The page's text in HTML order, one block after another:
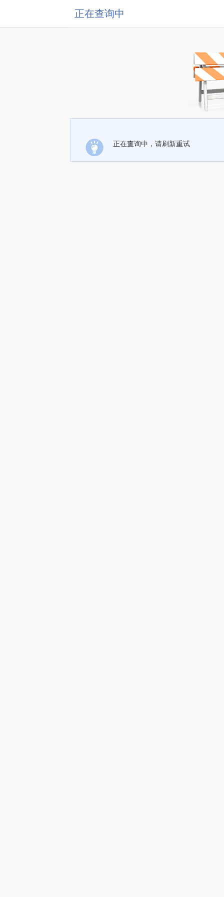
正在查询中
正在查询中，请刷新重试